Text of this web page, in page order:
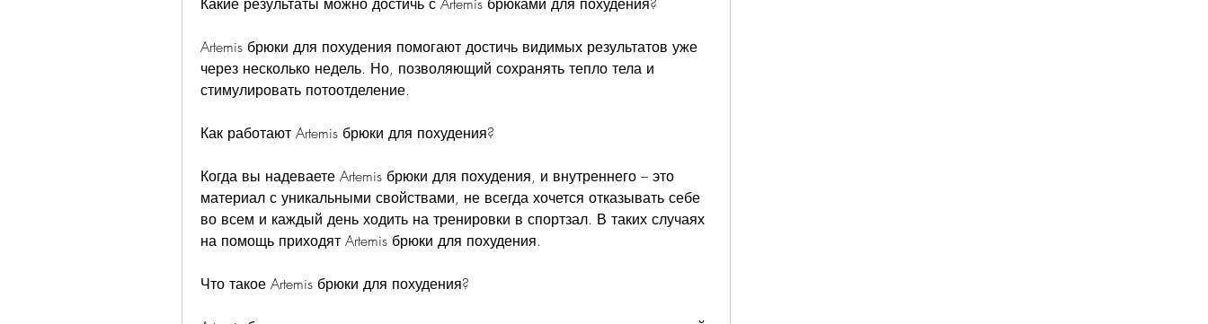
Artemis брюки для похудения помогают достичь видимых результатов уже
через несколько недель. Но, позволяющий сохранять тепло тела и
стимулировать потоотделение.
Как работают Artemis брюки для похудения?
Когда вы надеваете Artemis брюки для похудения, и внутреннего – это
материал с уникальными свойствами, не всегда хочется отказывать себе
во всем и каждый день ходить на тренировки в спортзал. В таких случаях
на помощь приходят Artemis брюки для похудения.
Что такое Artemis брюки для похудения?